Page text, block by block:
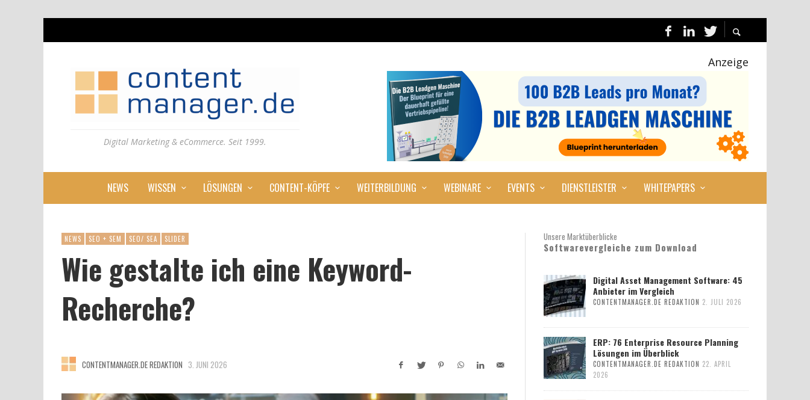
Digital Marketing & eCommerce. Seit 1999.
Anzeige
NEWS WISSEN LÖSUNGEN CONTENT-KÖPFE WEITERBILDUNG WEBINARE EVENTS DIENSTLEISTER WHITEPAPERS
NEWS SEO + SEM SEO/ SEA SLIDER
Wie gestalte ich eine Keyword-
Recherche?
CONTENTMANAGER.DE REDAKTION 3. JUNI 2026
Unsere Marktüberblicke
Softwarevergleiche zum Download
Digital Asset Management Software: 45
Anbieter im Vergleich
CONTENTMANAGER.DE REDAKTION 2. JULI 2026
ERP: 76 Enterprise Resource Planning
Lösungen im Überblick
CONTENTMANAGER.DE REDAKTION 22. APRIL
2026